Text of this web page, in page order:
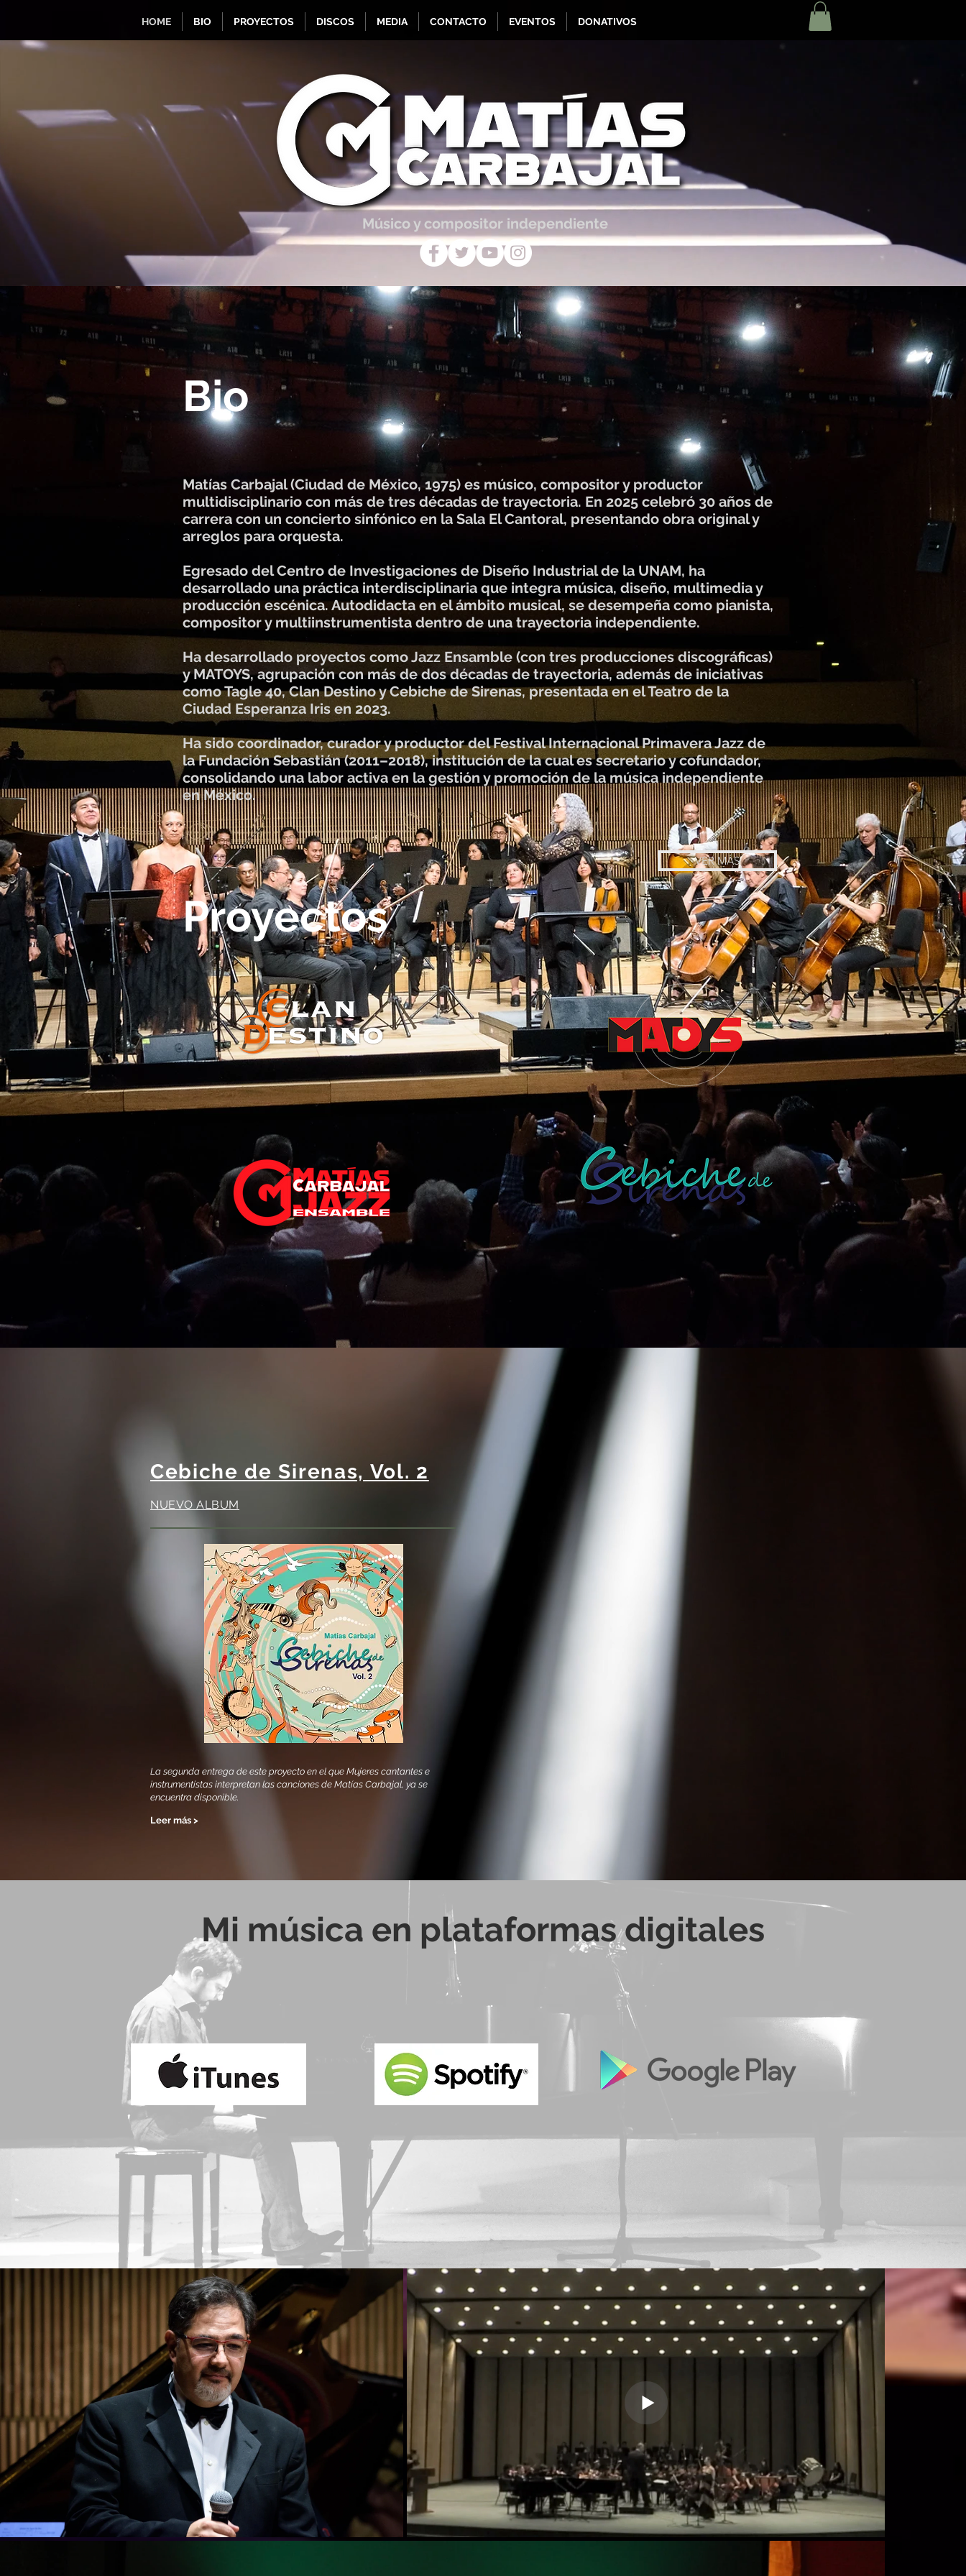
HOME BIO PROYECTOS DISCOS MEDIA CONTACTO EVENTOS DONATIVOS
Músico y compositor independiente
Bio
Matías Carbajal (Ciudad de México, 1975) es músico, compositor y productor
multidisciplinario con más de tres décadas de trayectoria. En 2025 celebró 30 años de
carrera con un concierto sinfónico en la Sala El Cantoral, presentando obra original y
arreglos para orquesta.
Egresado del Centro de Investigaciones de Diseño Industrial de la UNAM, ha
desarrollado una práctica interdisciplinaria que integra música, diseño, multimedia y
producción escénica. Autodidacta en el ámbito musical, se desempeña como pianista,
compositor y multiinstrumentista dentro de una trayectoria independiente.
Ha desarrollado proyectos como Jazz Ensamble (con tres producciones discográficas)
y MATOYS, agrupación con más de dos décadas de trayectoria, además de iniciativas
como Tagle 40, Clan Destino y Cebiche de Sirenas, presentada en el Teatro de la
Ciudad Esperanza Iris en 2023.
Ha sido coordinador, curador y productor del Festival Internacional Primavera Jazz de
la Fundación Sebastián (2011–2018), institución de la cual es secretario y cofundador,
consolidando una labor activa en la gestión y promoción de la música independiente
en México.
VER MÁS
Proyectos
Cebiche de Sirenas, Vol. 2
NUEVO ALBUM
La segunda entrega de este proyecto en el que Mujeres cantantes e
instrumentistas interpretan las canciones de Matías Carbajal, ya se
encuentra disponible.
Leer más >
Mi música en plataformas digitales